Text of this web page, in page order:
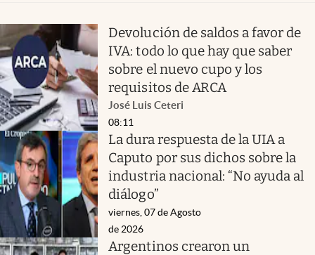
Devolución de saldos a favor de
IVA: todo lo que hay que saber
sobre el nuevo cupo y los
requisitos de ARCA
José Luis Ceteri
08:11
La dura respuesta de la UIA a
Caputo por sus dichos sobre la
industria nacional: “No ayuda al
diálogo”
viernes, 07 de Agosto
de 2026
Argentinos crearon un